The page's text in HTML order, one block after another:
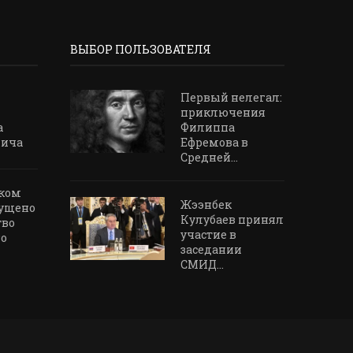
ВЫБОР ПОЛЬЗОВАТЕЛЯ
Первый нелегал:
приключения
Филиппа
Ефремова в
Средней...
Жээнбек
Кулубаев принял
участие в
заседании
СМИД...